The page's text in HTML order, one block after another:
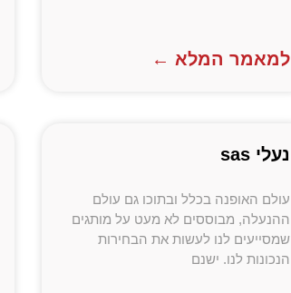
למאמר המלא ←
נעלי sas
עולם האופנה בכלל ובתוכו גם עולם
ההנעלה, מבוססים לא מעט על מותגים
שמסייעים לנו לעשות את הבחירות
הנכונות לנו. ישנם